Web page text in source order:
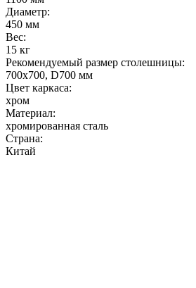
Диаметр:
450 мм
Вес:
15 кг
Рекомендуемый размер столешницы:
700х700, D700 мм
Цвет каркаса:
хром
Материал:
хромированная сталь
Страна:
Китай